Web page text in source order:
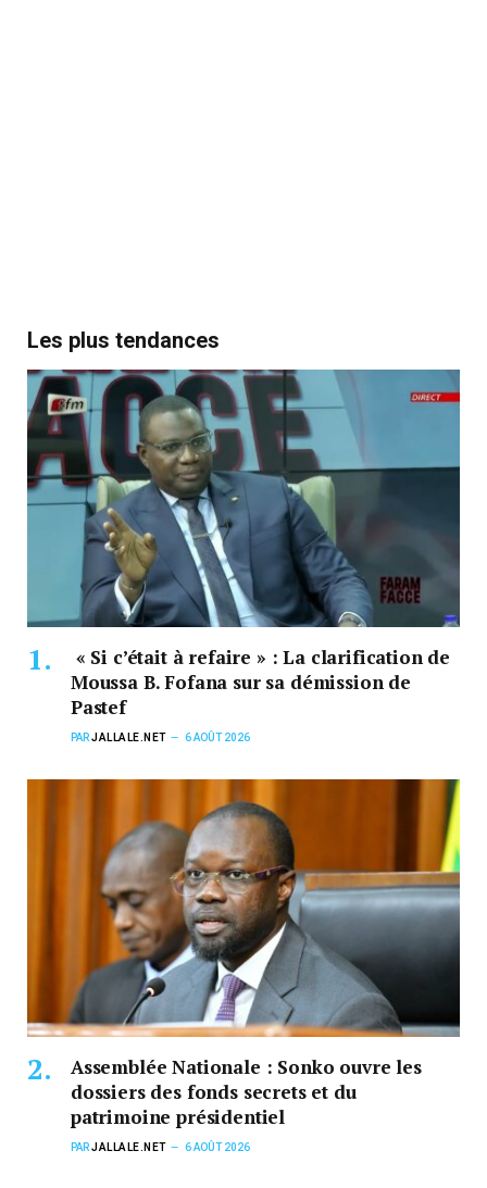
Les plus tendances
« Si c’était à refaire » : La clarification de
Moussa B. Fofana sur sa démission de
Pastef
PARJALLALE.NET 6 AOÛT 2026
Assemblée Nationale : Sonko ouvre les
dossiers des fonds secrets et du
patrimoine présidentiel
PARJALLALE.NET 6 AOÛT 2026